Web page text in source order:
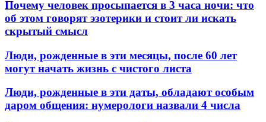
Почему человек просыпается в 3 часа ночи: что
об этом говорят эзотерики и стоит ли искать
скрытый смысл
Люди, рожденные в эти месяцы, после 60 лет
могут начать жизнь с чистого листа
Люди, рожденные в эти даты, обладают особым
даром общения: нумерологи назвали 4 числа